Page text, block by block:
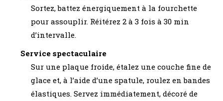
Sortez, battez énergiquement à la fourchette
pour assouplir. Réitérez 2 à 3 fois à 30 min
d’intervalle.
Service spectaculaire
Sur une plaque froide, étalez une couche fine de
glace et, à l’aide d’une spatule, roulez en bandes
élastiques. Servez immédiatement, décoré de